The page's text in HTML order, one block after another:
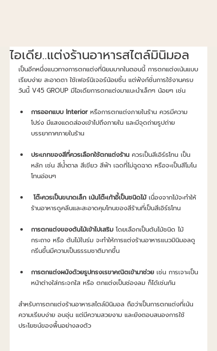
ไอเดีย..แต่งร้านอาหารสไตล์มินิมอล
เป็นอีกหนึ่งแนวทางการตกแต่งที่นิยมมากในตอนนี้ การตกแต่งเน้นแบบ
เรียบง่าย สะอาดตา ใช้เฟอร์นิเจอร์น้อยชิ้น แต่ฟังก์ชั่นการใช้งานครบ
วันนี้ V45 GROUP มีไอเดียการตกแต่งมาแนะนำเล็กๆ น้อยๆ เช่น
การออกแบบ Interior หรือการตกแต่งภายในร้าน ควรมีความ
โปร่ง มีแสงแดดส่องเข้าไปถึงภายใน และมีจุดถ่ายรูปถ่าย
บรรยากาศภายในร้าน
ประเภทของสีที่ควรเลือกใช้ตกแต่งร้าน ควรเป็นสีเอิร์ธโทน เป็น
หลัก เช่น สีน้ำตาล สีเขียว สีฟ้า เฉดที่ไม่ฉูดฉาด หรือจะเป็นสีโมโน
โทนอ่อนๆ
โต๊ะควรเป็นขนาดเล็ก เน้นโต๊ะเก้าอี้เป็นชนิดไม้ เนื่องจากไม้จะทำให้
ร้านอาหารดูคลีนและสะอาดคุมโทนของสีร้านที่เป็นสีเอิร์ธโทน
การตกแต่งของต้นไม้เข้าไปเสริม โดยเลือกเป็นต้นไม้ชนิด ไม้
กระถาง หรือ ต้นไม้ในร่ม จะทำให้การแต่งร้านอาหารแนวมินิมอลดู
กรีนขึ้นมีความเป็นธรรมชาติมากขึ้น
การตกแต่งผนังด้วยรูปทรงเรขาคณิตเข้ามาช่วย เช่น การเจาะเป็น
หน้าต่างใส่กระจกใส หรือ ตกแต่งเป็นช่องลม ก็ได้เช่นกัน
สำหรับการตกแต่งร้านอาหารสไตล์มินิมอล ถือว่าเป็นการตกแต่งที่เน้น
ความเรียบง่าย อบอุ่น แต่มีความสวยงาม และยังตอบสนองการใช้
ประโยชน์ของพื้นอย่างลงตัว